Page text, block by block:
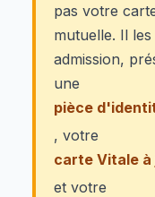
pas votre
mutuelle. Il
admission,
une
pièce
, votre
carte Vitale à
et votre